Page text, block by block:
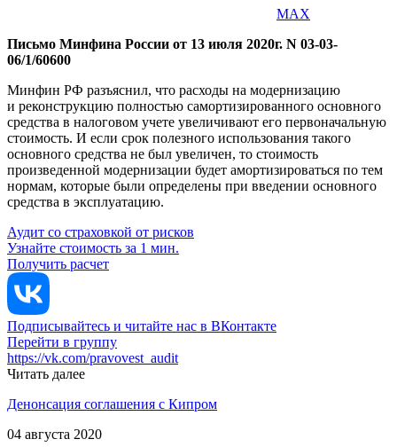
MAX
Письмо Минфина России от 13 июля 2020г. N 03-03-
06/1/60600
Минфин РФ разъяснил, что расходы на модернизацию
и реконструкцию полностью самортизированного основного
средства в налоговом учете увеличивают его первоначальную
стоимость. И если срок полезного использования такого
основного средства не был увеличен, то стоимость
произведенной модернизации будет амортизироваться по тем
нормам, которые были определены при введении основного
средства в эксплуатацию.
Аудит со страховкой от рисков
Узнайте стоимость за 1 мин.
Получить расчет
Подписывайтесь и читайте нас в ВКонтакте
Перейти в группу
https://vk.com/pravovest_audit
Читать далее
Денонсация соглашения с Кипром
04 августа 2020